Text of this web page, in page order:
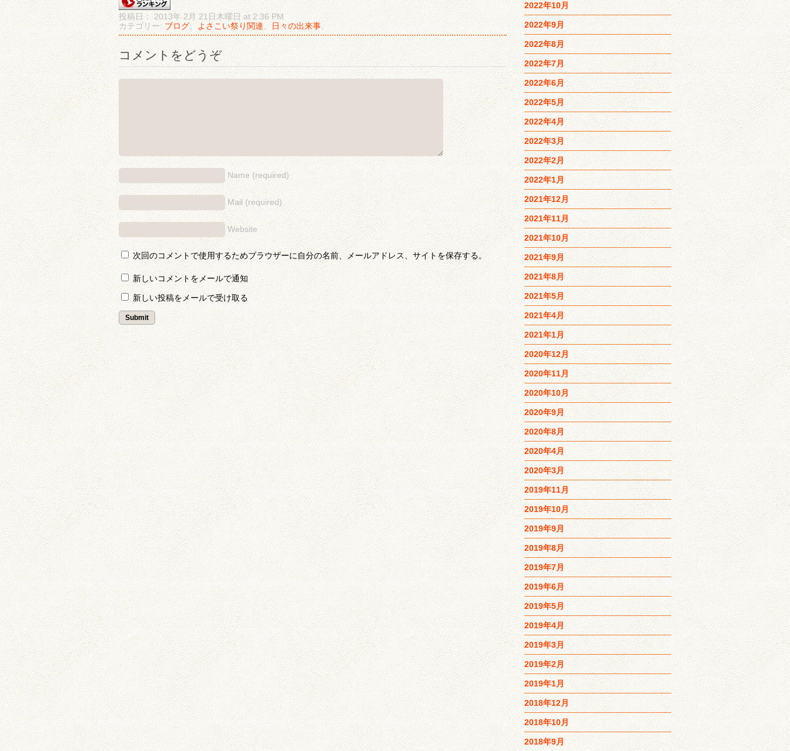
投稿日： 2013年 2月 21日木曜日 at 2:36 PM
カテゴリー: ブログ、 よさこい祭り関連 日々の出来事。
コメントをどうぞ
Name (required)
Mail (required)
Website
次回のコメントで使用するためブラウザーに自分の名前、メールアドレス、サイトを保存する。
新しいコメントをメールで通知
新しい投稿をメールで受け取る
2022年10月
2022年9月
2022年8月
2022年7月
2022年6月
2022年5月
2022年4月
2022年3月
2022年2月
2022年1月
2021年12月
2021年11月
2021年10月
2021年9月
2021年8月
2021年5月
2021年4月
2021年1月
2020年12月
2020年11月
2020年10月
2020年9月
2020年8月
2020年4月
2020年3月
2019年11月
2019年10月
2019年9月
2019年8月
2019年7月
2019年6月
2019年5月
2019年4月
2019年3月
2019年2月
2019年1月
2018年12月
2018年10月
2018年9月